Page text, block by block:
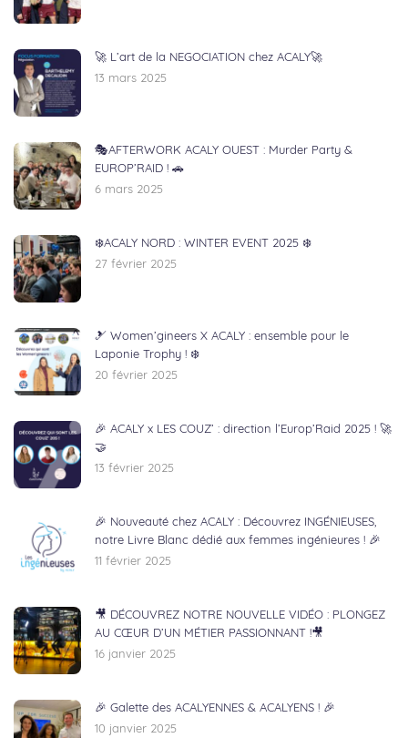
🚀 L’art de la NEGOCIATION chez ACALY🚀
13 mars 2025
🎭AFTERWORK ACALY OUEST : Murder Party &
EUROP’RAID ! 🚗
6 mars 2025
❄️ACALY NORD : WINTER EVENT 2025 ❄️
27 février 2025
🎿 Women’gineers X ACALY : ensemble pour le
Laponie Trophy ! ❄️
20 février 2025
🎉 ACALY x LES COUZ’ : direction l’Europ’Raid 2025 ! 🚀
🤝
13 février 2025
🎉 Nouveauté chez ACALY : Découvrez INGÉNIEUSES,
notre Livre Blanc dédié aux femmes ingénieures ! 🎉
11 février 2025
🎥 DÉCOUVREZ NOTRE NOUVELLE VIDÉO : PLONGEZ
AU CŒUR D’UN MÉTIER PASSIONNANT !🎥
16 janvier 2025
🎉 Galette des ACALYENNES & ACALYENS ! 🎉
10 janvier 2025